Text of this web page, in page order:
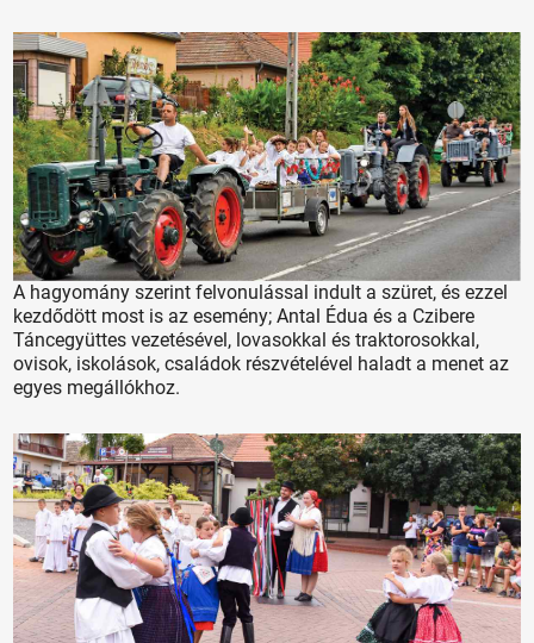
A hagyomány szerint felvonulással indult a szüret, és ezzel
kezdődött most is az esemény; Antal Édua és a Czibere
Táncegyüttes vezetésével, lovasokkal és traktorosokkal,
ovisok, iskolások, családok részvételével haladt a menet az
egyes megállókhoz.